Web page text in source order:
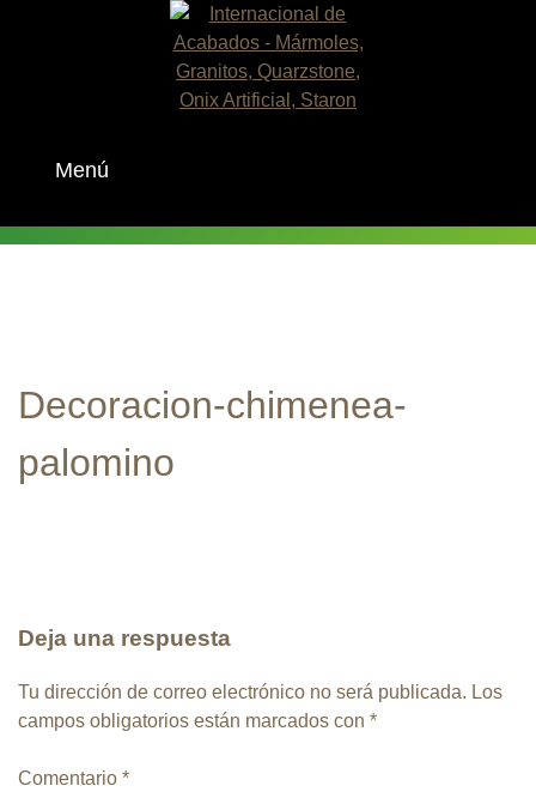
Menú
Decoracion-chimenea-
palomino
Deja una respuesta
Tu dirección de correo electrónico no será publicada. Los
campos obligatorios están marcados con *
Comentario *